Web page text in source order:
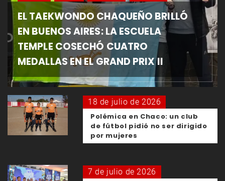
EL TAEKWONDO CHAQUEÑO BRILLÓ
EN BUENOS AIRES: LA ESCUELA
TEMPLE COSECHÓ CUATRO
MEDALLAS EN EL GRAND PRIX II
18 de julio de 2026
Polémica en Chaco: un club
de fútbol pidió no ser dirigido
por mujeres
7 de julio de 2026